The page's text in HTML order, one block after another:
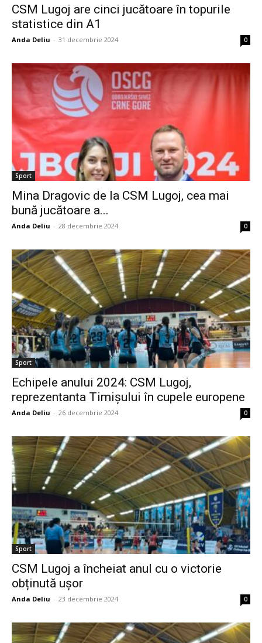
CSM Lugoj are cinci jucătoare în topurile
statistice din A1
Anda Deliu - 31 decembrie 2024 0
Sport
Mina Dragovic de la CSM Lugoj, cea mai
bună jucătoare a...
Anda Deliu - 28 decembrie 2024 0
Sport
Echipele anului 2024: CSM Lugoj,
reprezentanta Timișului în cupele europene
Anda Deliu - 26 decembrie 2024 0
Sport
CSM Lugoj a încheiat anul cu o victorie
obținută ușor
Anda Deliu - 23 decembrie 2024 0